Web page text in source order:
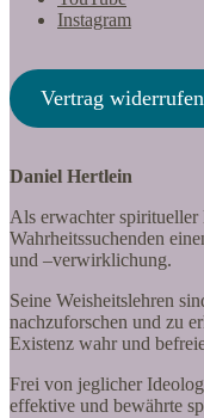
Instagram
Vertrag widerrufen
Daniel Hertlein
Als erwachter
Wahrheitssuchenden
und –verwirklichung.
Seine Weisheitslehren
nachzuforschen und zu
Existenz wahr und
Frei von jeglicher
effektive und bewährte